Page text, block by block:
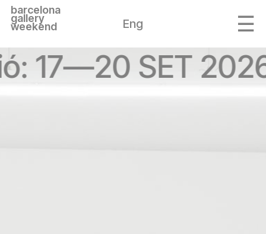
barcelona
gallery
weekend Eng
17—20 SET 2026